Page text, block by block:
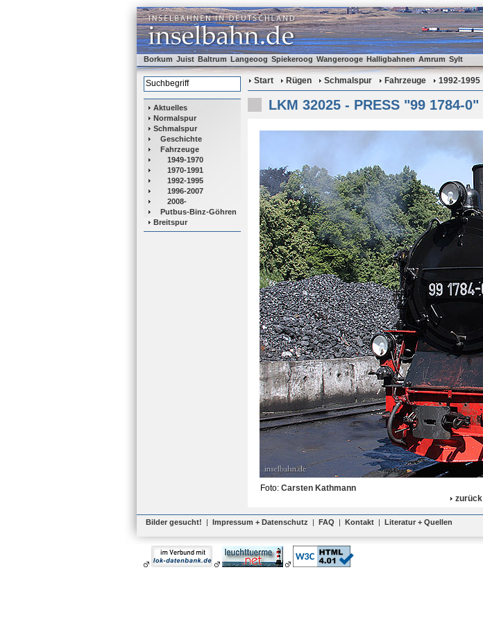
Borkum Juist Baltrum Langeoog Spiekeroog Wangerooge Halligbahnen Amrum Sylt
Aktuelles
Normalspur
Schmalspur
Geschichte
Fahrzeuge
1949-1970
1970-1991
1992-1995
1996-2007
2008-
Putbus-Binz-Göhren
Breitspur
Start Rügen Schmalspur Fahrzeuge 1992-1995
LKM 32025 - PRESS "99 1784-0"
Foto: Carsten Kathmann
zurück
Bilder gesucht! | Impressum + Datenschutz | FAQ | Kontakt | Literatur + Quellen